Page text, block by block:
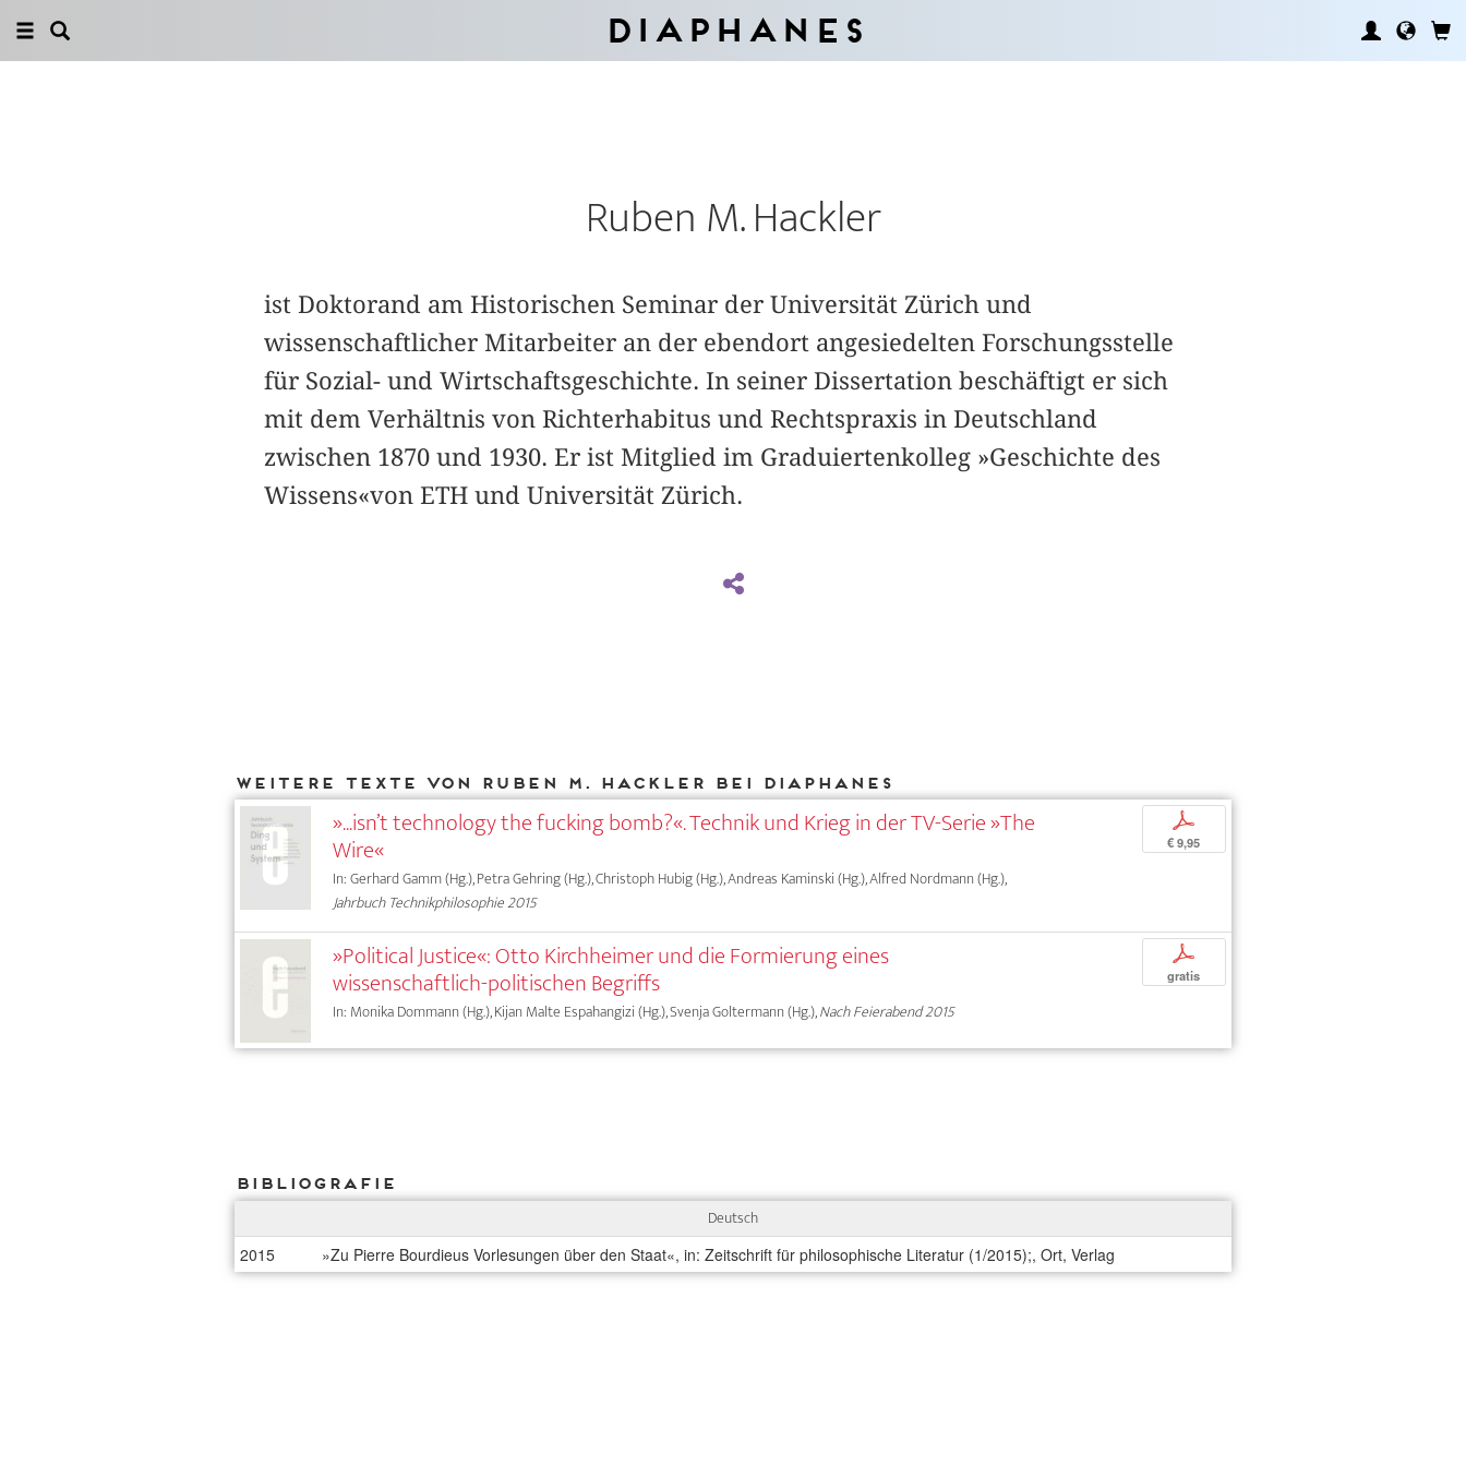
Diaphanes
Ruben M. Hackler
ist Doktorand am Historischen Seminar der Universität Zürich und
wissenschaftlicher Mitarbeiter an der ebendort angesiedelten Forschungsstelle
für Sozial- und Wirtschaftsgeschichte. In seiner Dissertation beschäftigt er sich
mit dem Verhältnis von Richterhabitus und Rechtspraxis in Deutschland
zwischen 1870 und 1930. Er ist Mitglied im Graduiertenkolleg »Geschichte des
Wissens«von ETH und Universität Zürich.
Weitere Texte von Ruben M. Hackler bei DIAPHANES
»...isn’t technology the fucking bomb?«. Technik und Krieg in der TV-Serie »The
Wire«
In: Gerhard Gamm (Hg.), Petra Gehring (Hg.), Christoph Hubig (Hg.), Andreas Kaminski (Hg.), Alfred Nordmann (Hg.),
Jahrbuch Technikphilosophie 2015
p
€ 9,95
»Political Justice«: Otto Kirchheimer und die Formierung eines
wissenschaftlich-politischen Begriffs
In: Monika Dommann (Hg.), Kijan Malte Espahangizi (Hg.), Svenja Goltermann (Hg.),Nach Feierabend 2015
p
gratis
Bibliografie
Deutsch
2015 »Zu Pierre Bourdieus Vorlesungen über den Staat«, in: Zeitschrift für philosophische Literatur (1/2015);, Ort, Verlag